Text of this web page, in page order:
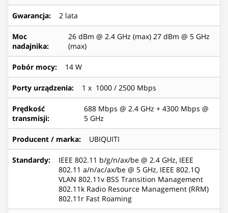
Gwarancja: 2 lata
Moc
nadajnika:
26 dBm @ 2.4 GHz (max) 27 dBm @ 5 GHz
(max)
Pobór mocy: 14 W
Porty urządzenia: 1 x 1000 / 2500 Mbps
Prędkość
transmisji:
688 Mbps @ 2.4 GHz + 4300 Mbps @
5 GHz
Producent / marka: UBIQUITI
Standardy:
IEEE 802.11 b/g/n/ax/be @ 2.4 GHz, IEEE
802.11 a/n/ac/ax/be @ 5 GHz, IEEE 802.1Q
VLAN 802.11v BSS Transition Management
802.11k Radio Resource Management (RRM)
802.11r Fast Roaming